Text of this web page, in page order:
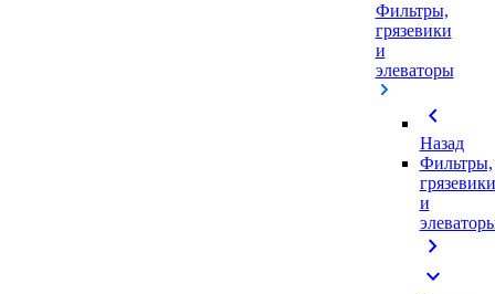
Фильтры,
грязевики
и
элеваторы
chevron_left
Назад
Фильтры,
грязевики
и
chevron_right
expand_more